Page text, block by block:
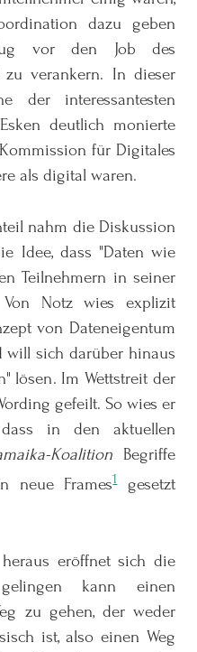
dazu geben
vor den Job des
verankern. In dieser
der interessantesten
deutlich monierte
für Digitales
als digital waren.
nahm die Diskussion
Idee, dass "Daten wie
Teilnehmern in seiner
Notz wies explizit
von Dateneigentum
will sich darüber hinaus
lösen. Im Wettstreit der
gefeilt. So wies er
in den aktuellen
KoalitionBegriffe
neue Frames1gesetzt
eröffnet sich die
kann einen
zu gehen, der weder
ist, also einen Weg